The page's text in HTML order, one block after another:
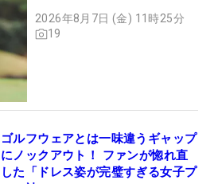
2026年8月7日 (金) 11時25分
19
ゴルフウェアとは一味違うギャップ
にノックアウト！ ファンが惚れ直
した「ドレス姿が完璧すぎる女子プ